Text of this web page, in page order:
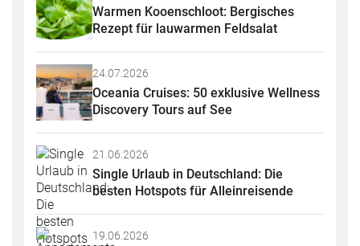
Warmen Kooenschloot: Bergisches
Rezept für lauwarmen Feldsalat
24.07.2026
Oceania Cruises: 50 exklusive Wellness
Discovery Tours auf See
21.06.2026
Single Urlaub in Deutschland: Die
besten Hotspots für Alleinreisende
19.06.2026